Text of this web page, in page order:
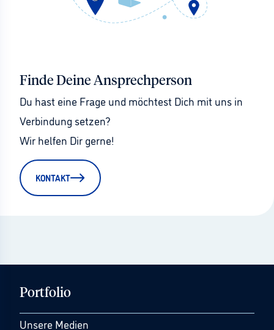
Finde Deine Ansprechperson
Du hast eine Frage und möchtest Dich mit uns in
Verbindung setzen?
Wir helfen Dir gerne!
KONTAKT
Portfolio
Unsere Medien